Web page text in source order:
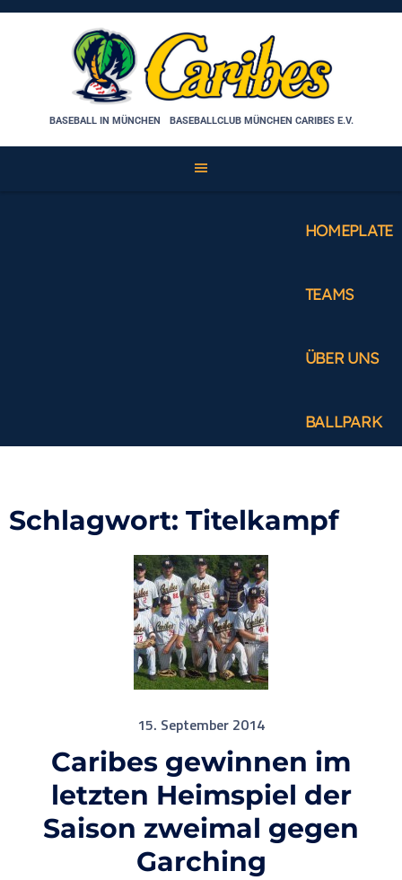
Skip
BASEBALL IN MÜNCHEN BASEBALLCLUB MÜNCHEN CARIBES E.V.
HOMEPLATE
TEAMS
ÜBER UNS
BALLPARK
Schlagwort: Titelkampf
15. September 2014
Caribes gewinnen im
letzten Heimspiel der
Saison zweimal gegen
Garching